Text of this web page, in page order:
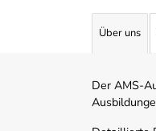
Über uns
Der AMS-